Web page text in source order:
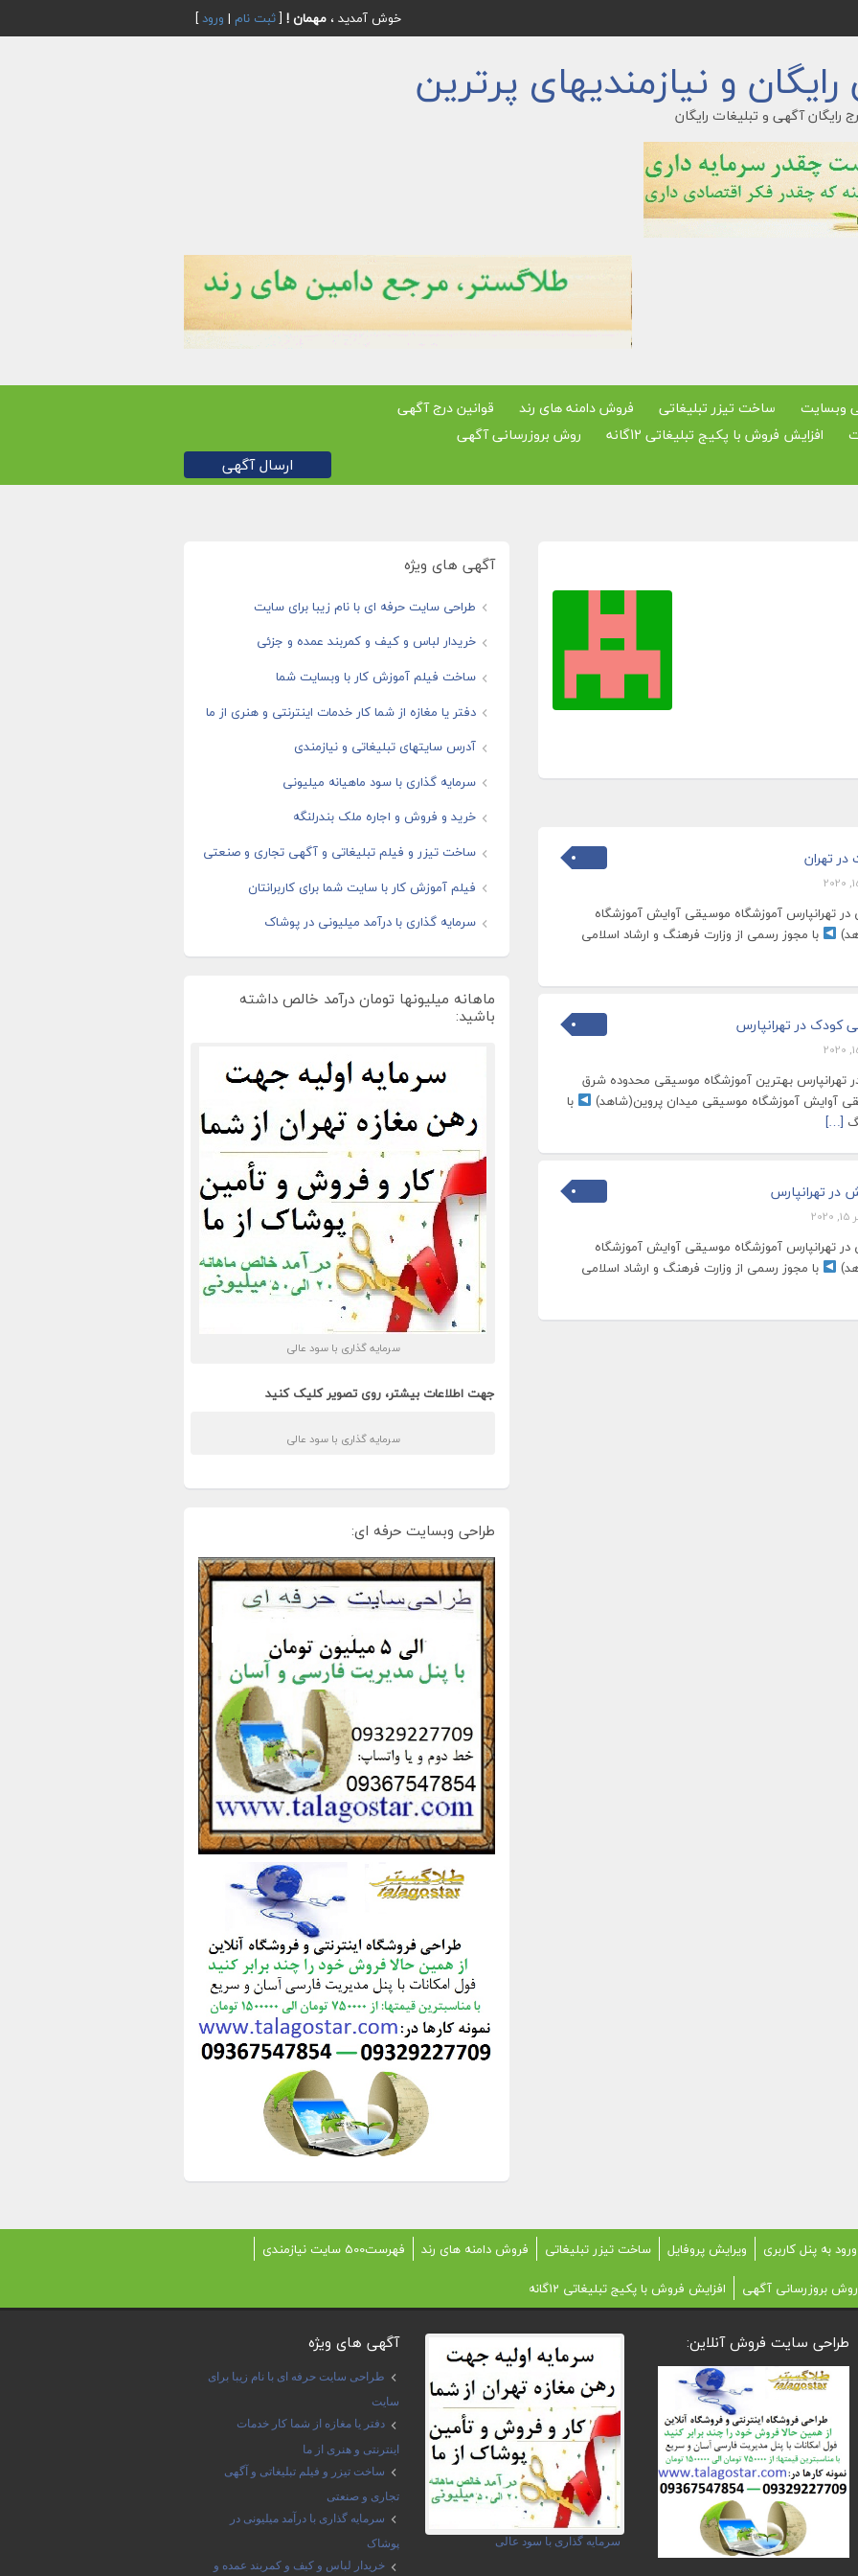
خوش آمدید ، مهمان ! [ثبت نام | ورود]
و نیازمندیهای پرترین
رایگان آگهی و تبلیغات رایگان
وبسایت ساخت تیزر تبلیغاتی فروش دامنه های رند
قوانین درج آگهی
افزایش فروش با پکیج تبلیغاتی 12گانه روش بروزرسانی آگهی
ارسال آگهی
تهران
تهرانپارس آموزشگاه موسیقی آوایش آموزشگاه
با مجوز رسمی از وزارت فرهنگ و ارشاد اسلامی
در تهرانپارس
بهترین آموزشگاه موسیقی محدوده شرق
آوایش آموزشگاه موسیقی میدان پروین(شاهد)
با
[…]
در تهرانپارس
تهرانپارس آموزشگاه موسیقی آوایش آموزشگاه
با مجوز رسمی از وزارت فرهنگ و ارشاد اسلامی
آگهی های ویژه
طراحی سایت حرفه ای با نام زیبا برای سایت
خریدار لباس و کیف و کمربند عمده و جزئی
ساخت فیلم آموزش کار با وبسایت شما
دفتر یا مغازه از شما کار خدمات اینترنتی و هنری از ما
آدرس سایتهای تبلیغاتی و نیازمندی
سرمایه گذاری با سود ماهیانه میلیونی
خرید و فروش و اجاره ملک بندرلنگه
ساخت تیزر و فیلم تبلیغاتی و آگهی تجاری و صنعتی
فیلم آموزش کار با سایت شما برای کاربرانتان
سرمایه گذاری با درآمد میلیونی در پوشاک
ماهانه میلیونها تومان درآمد خالص داشته
باشید:
سرمایه گذاری با سود عالی
جهت اطلاعات بیشتر، روی تصویر کلیک کنید
سرمایه گذاری با سود عالی
طراحی وبسایت حرفه ای:
ورود به پنل کاربری ویرایش پروفایل ساخت تیزر تبلیغاتی فروش دامنه های رند
فهرست500 سایت نیازمندی
روش بروزرسانی آگهی افزایش فروش با پکیج تبلیغاتی 12گانه
آگهی های ویژه
طراحی سایت حرفه ای با نام زیبا برای
سایت
دفتر یا مغازه از شما کار خدمات
اینترنتی و هنری از ما
ساخت تیزر و فیلم تبلیغاتی و آگهی
تجاری و صنعتی
سرمایه گذاری با درآمد میلیونی در
پوشاک
خریدار لباس و کیف و کمربند عمده و
سرمایه گذاری با سود عالی
طراحی سایت فروش آنلاین: